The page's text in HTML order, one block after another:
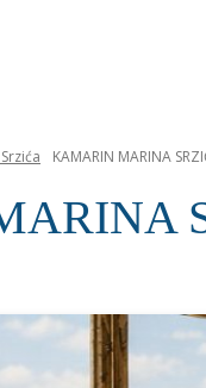
KAMARIN MARINA